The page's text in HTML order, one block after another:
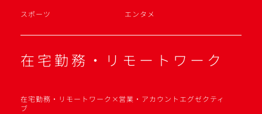
スポーツ
エンタメ
在宅勤務・リモートワーク
在宅勤務・リモートワーク×営業・アカウントエグゼクティ
ブ